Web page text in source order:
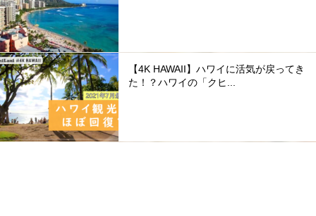
【4K HAWAII】ハワイに活気が戻ってき
た！？ハワイの「クヒ...